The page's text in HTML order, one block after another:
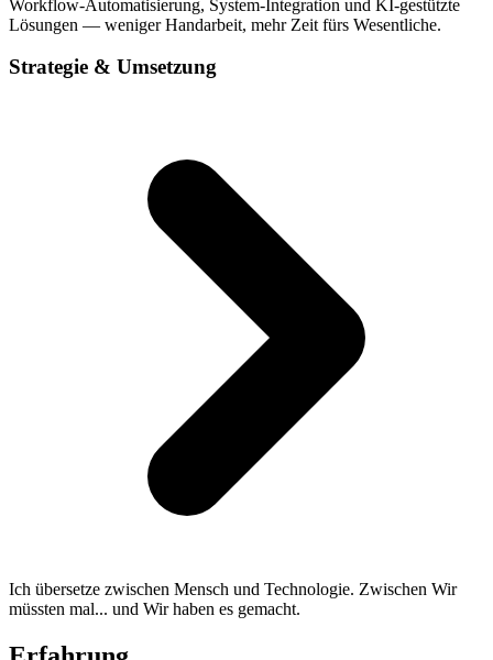
Workflow-Automatisierung, System-Integration und KI-gestützte
Lösungen — weniger Handarbeit, mehr Zeit fürs Wesentliche.
Strategie & Umsetzung
Ich übersetze zwischen Mensch und Technologie. Zwischen Wir
müssten mal... und Wir haben es gemacht.